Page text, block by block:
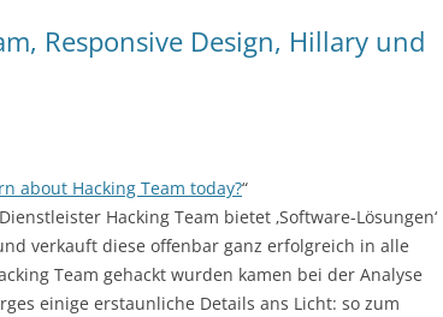
Responsive Design, Hillary und
about Hacking Team today?“
Hacking Team bietet ‚Software-Lösungen‘
verkauft diese offenbar ganz erfolgreich in alle
Team gehackt wurden kamen bei der Analyse
einige erstaunliche Details ans Licht: so zum